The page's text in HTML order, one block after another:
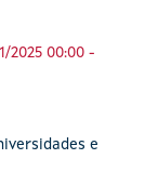
2025 00:00 -
e